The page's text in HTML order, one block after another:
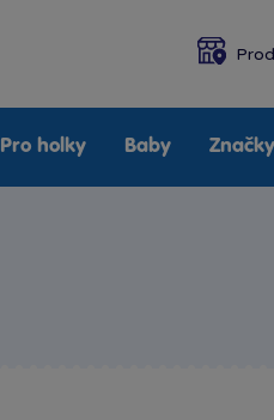
Pro holky Baby Značky